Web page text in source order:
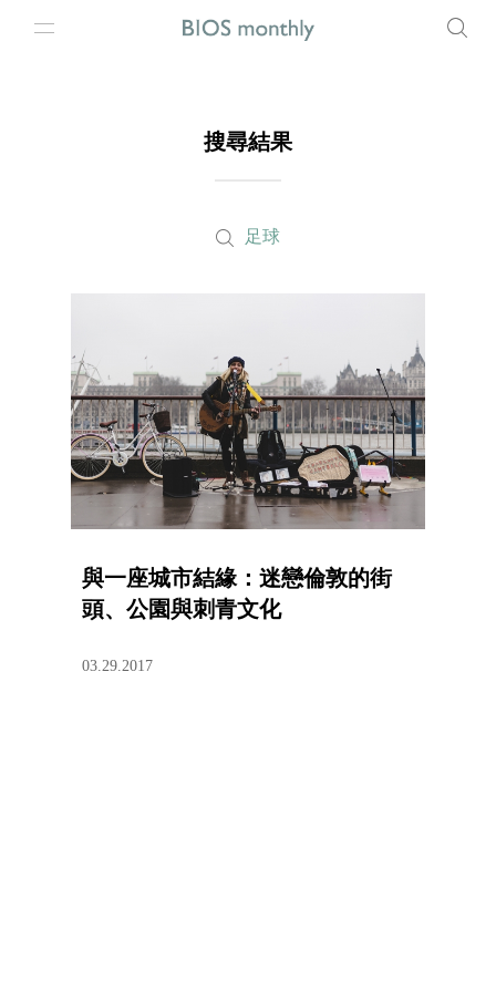
搜尋結果
足球
與一座城市結緣：迷戀倫敦的街
頭、公園與刺青文化
03.29.2017